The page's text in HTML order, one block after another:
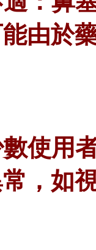
由於
使用
，如